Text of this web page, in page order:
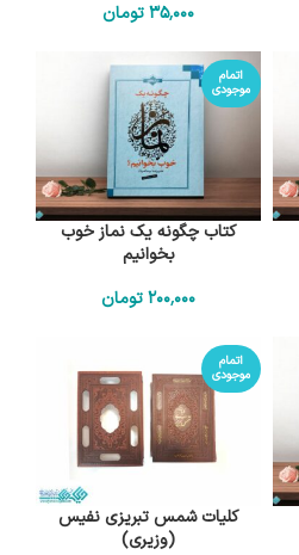
35٬000تومان
اتمام
موجودی
کتاب چگونه یک نماز خوب
بخوانیم
200٬000تومان
اتمام
موجودی
کلیات شمس تبریزی نفیس
(وزیری)